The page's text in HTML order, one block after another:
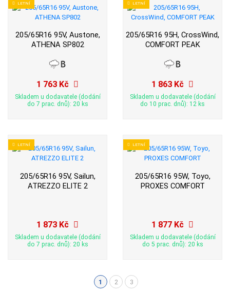
LETNÍ
205/65R16 95V, Austone,
ATHENA SP802
1 763 Kč
Skladem u dodavatele (dodání
do 7 prac. dnů): 20 ks
LETNÍ
205/65R16 95H, CrossWind,
COMFORT PEAK
1 863 Kč
Skladem u dodavatele (dodání
do 10 prac. dnů): 12 ks
LETNÍ
205/65R16 95V, Sailun,
ATREZZO ELITE 2
1 873 Kč
Skladem u dodavatele (dodání
do 7 prac. dnů): 20 ks
LETNÍ
205/65R16 95W, Toyo,
PROXES COMFORT
1 877 Kč
Skladem u dodavatele (dodání
do 5 prac. dnů): 20 ks
1(aktuální)
2 3